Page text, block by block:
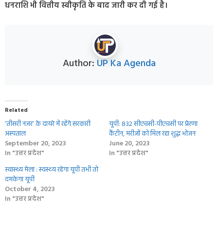
धनराशि भी वित्तीय स्वीकृति के बाद जारी कर दी गई है।
Author: UP Ka Agenda
Related
‘तीसरी नजर’ के दायरे में रहेंगे सरकारी
अस्‍पताल
September 20, 2023
In "उत्तर प्रदेश"
यूपी: 832 सीएचसी-पीएचसी पर प्रेरणा
कैंटीन, मरीजों को मिल रहा शुद्ध भोजन
June 20, 2023
In "उत्तर प्रदेश"
स्वास्थ्य मेला : स्‍वस्‍थ्‍य रहेगा यूपी तभी तो
दमकेगा यूपी
October 4, 2023
In "उत्तर प्रदेश"